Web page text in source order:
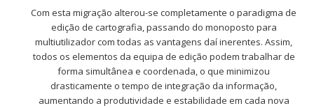
Com esta migração alterou-se completamente o paradigma de
edição de cartografia, passando do monoposto para
multiutilizador com todas as vantagens daí inerentes. Assim,
todos os elementos da equipa de edição podem trabalhar de
forma simultânea e coordenada, o que minimizou
drasticamente o tempo de integração da informação,
aumentando a produtividade e estabilidade em cada nova